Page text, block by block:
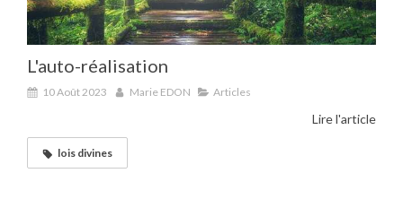
L'auto-réalisation
10 Août 2023 Marie EDON Articles
Lire l'article
lois divines